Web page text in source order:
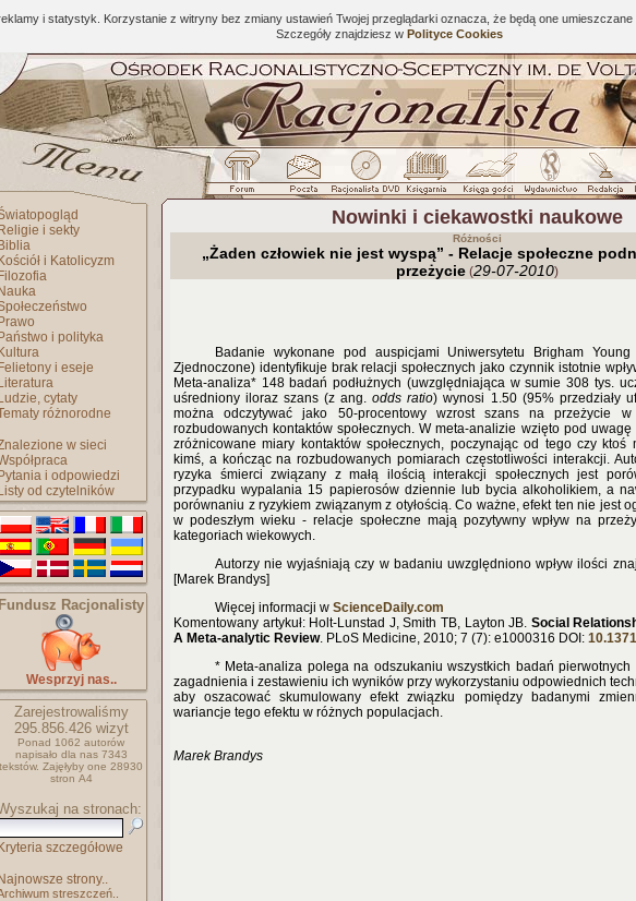
i statystyk. Korzystanie z witryny bez zmiany ustawień Twojej przeglądarki oznacza, że będą one
Szczegóły znajdziesz w Polityce Cookies
Religie i sekty
Biblia
Kościół i Katolicyzm
Filozofia
Nauka
Prawo
Państwo i polityka
Kultura
Felietony i eseje
Literatura
Ludzie, cytaty
różnorodne
w sieci
Pytania i odpowiedzi
Listy od czytelników
Fundusz Racjonalisty
Wesprzyj nas..
Zarejestrowaliśmy
295.856.426wizyt
Ponad 1062 autorów
napisało dla nas 7343
tekstów. Zajęłyby one 28930
stron A4
na stronach:
Kryteria szczegółowe
Najnowsze strony..
streszczeń..
Nowinki i ciekawostki naukowe
Różności
„Żaden człowiek nie jest wyspą” - Relacje społeczne
przeżycie(29-07-2010)
Badanie wykonane pod auspicjami Uniwersytetu Brigham
Zjednoczone) identyfikuje brak relacji społecznych jako czynnik istotnie
Meta-analiza* 148 badań podłużnych (uwzględniająca w sumie 308 tys.
uśredniony iloraz szans (z ang.odds ratio) wynosi 1.50 (95% przedziały
można odczytywać jako 50-procentowy wzrost szans na przeżycie w
rozbudowanych kontaktów społecznych. W meta-analizie wzięto pod
zróżnicowane miary kontaktów społecznych, poczynając od tego czy ktoś
kimś, a kończąc na rozbudowanych pomiarach częstotliwości interakcji.
ryzyka śmierci związany z małą ilością interakcji społecznych jest
przypadku wypalania 15 papierosów dziennie lub bycia alkoholikiem, a
porównaniu z ryzykiem związanym z otyłością. Co ważne, efekt ten nie jest
w podeszłym wieku - relacje społeczne mają pozytywny wpływ na
kategoriach wiekowych.
Autorzy nie wyjaśniają czy w badaniu uwzględniono wpływ ilości
[Marek Brandys]
Więcej informacji w ScienceDaily.com
Komentowany artykuł: Holt-Lunstad J, Smith TB, Layton JB. Social
A Meta-analytic Review. PLoS Medicine, 2010; 7 (7): e1000316 DOI:
* Meta-analiza polega na odszukaniu wszystkich badań pierwotnych
zagadnienia i zestawieniu ich wyników przy wykorzystaniu odpowiednich
aby oszacować skumulowany efekt związku pomiędzy badanymi
wariancje tego efektu w różnych populacjach.
Marek Brandys